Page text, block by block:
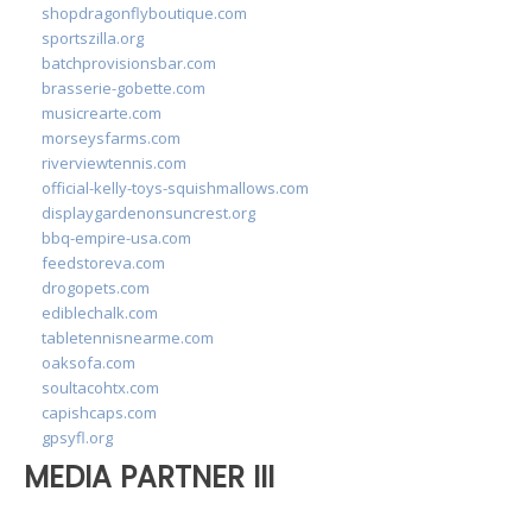
shopdragonflyboutique.com
sportszilla.org
batchprovisionsbar.com
brasserie-gobette.com
musicrearte.com
morseysfarms.com
riverviewtennis.com
official-kelly-toys-squishmallows.com
displaygardenonsuncrest.org
bbq-empire-usa.com
feedstoreva.com
drogopets.com
ediblechalk.com
tabletennisnearme.com
oaksofa.com
soultacohtx.com
capishcaps.com
gpsyfl.org
MEDIA PARTNER III